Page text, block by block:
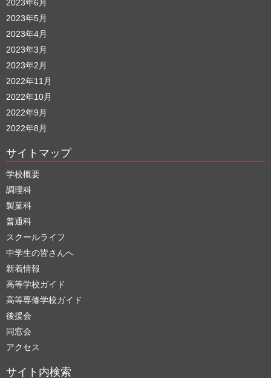
2023年6月
2023年5月
2023年4月
2023年3月
2023年2月
2022年11月
2022年10月
2022年9月
2022年8月
サイトマップ
学校概要
調理科
製菓科
普通科
スクールライフ
中学生の皆さんへ
新着情報
高等学校ガイド
高等専修学校ガイド
後援会
同窓会
アクセス
サイト内検索